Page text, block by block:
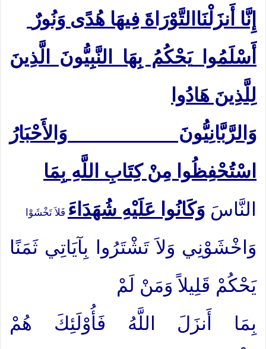
إِنَّا أَنزَلْنَا التَّوْرَاةَ فِيهَا هُدًى وَنُورٌ
يَحْكُمُ بِهَا النَّبِيُّونَ الَّذِينَ
أَسْلَمُوا
لِلَّذِينَ هَادُوا
وَالرَّبَّانِيُّونَ وَالأَحْبَارُ
بِمَا اسْتُحْفِظُوا مِنْ كِتَابِ اللَّهِ
وَكَانُوا عَلَيْهِ شُهَدَاءَ فَلاَ تَخْشَوْا
النَّاسَ
وَاخْشَوْنِي وَلاَ تَشْتَرُوا بِآيَاتِي ثَمَنًا
قَلِيلاً وَمَنْ لَمْ يَحْكُمْ
بِمَا أَنزَلَ اللَّهُ فَأُوْلَئِكَ هُمْ